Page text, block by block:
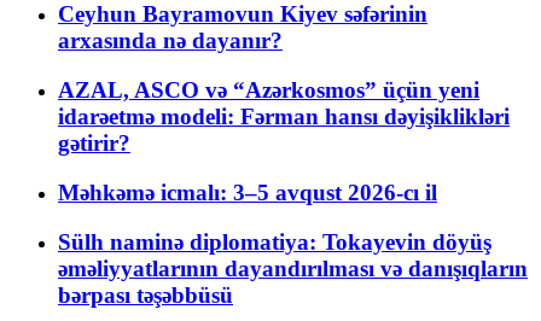
Ceyhun Bayramovun Kiyev səfərinin
arxasında nə dayanır?
AZAL, ASCO və “Azərkosmos” üçün yeni
idarəetmə modeli: Fərman hansı dəyişiklikləri
gətirir?
Məhkəmə icmalı: 3–5 avqust 2026-cı il
Sülh naminə diplomatiya: Tokayevin döyüş
əməliyyatlarının dayandırılması və danışıqların
bərpası təşəbbüsü